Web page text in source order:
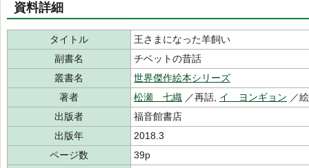
資料詳細
タイトル
王さまになった羊飼い
副書名
チベットの昔話
叢書名
世界傑作絵本シリーズ
著者
松瀬 七織 ／再話, イ ヨンギョン ／
出版者
福音館書店
出版年
2018.3
ページ数
39p